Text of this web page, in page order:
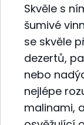
Skvěle s
šumivé
se skvěle
dezertů,
nebo
nejlépe
malinami,